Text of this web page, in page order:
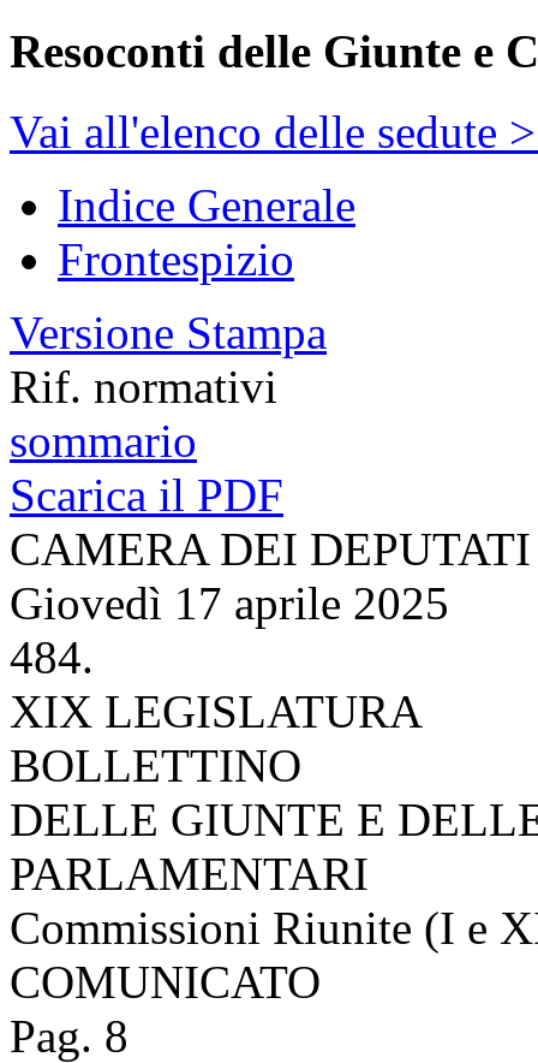
Resoconti delle Giunte e
Vai all'elenco delle sedute
Indice Generale
Frontespizio
Versione Stampa
Rif. normativi
sommario
Scarica il PDF
CAMERA DEI DEPUTATI
Giovedì 17 aprile 2025
484.
XIX LEGISLATURA
BOLLETTINO
DELLE GIUNTE E
PARLAMENTARI
Commissioni Riunite (I e
COMUNICATO
Pag. 8